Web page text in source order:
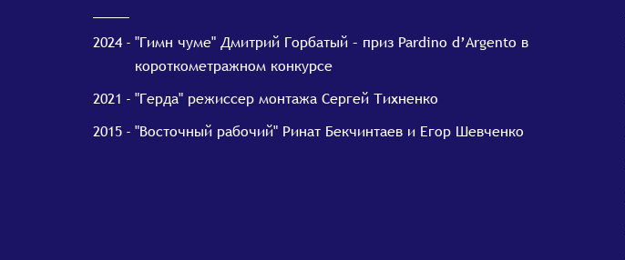
2024
"Гимн чуме" Дмитрий Горбатый – приз Pardino d’Argento в
короткометражном конкурсе
2021
"Герда" режиссер монтажа Сергей Тихненко
2015
"Восточный рабочий" Ринат Бекчинтаев и Егор Шевченко